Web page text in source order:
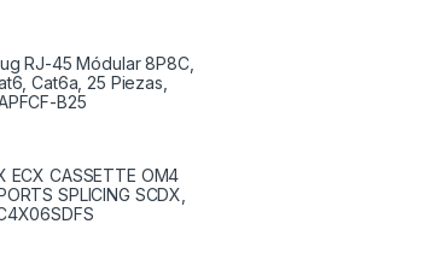
RJ-45 Módular 8P8C,
Cat6a, 25 Piezas,
B25
ECX CASSETTE OM4
SPLICING SCDX,